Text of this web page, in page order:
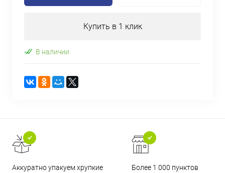
Купить в 1 клик
В наличии
Аккуратно упакуем хрупкие
Более 1 000 пунктов